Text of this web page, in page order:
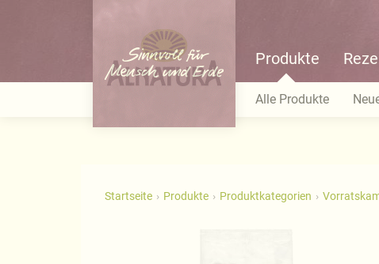
Produkte
Alle Produkte
Startseite Produkte Produktkategorien